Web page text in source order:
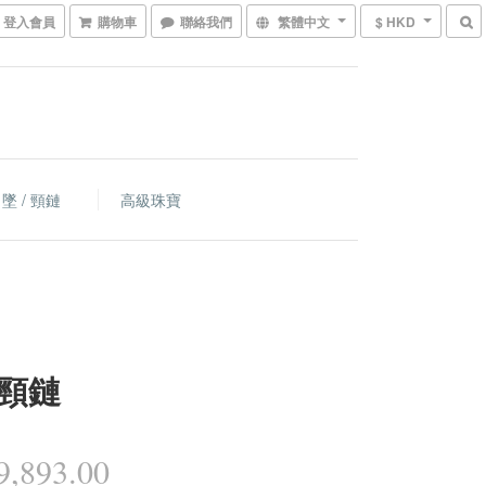
登入會員 購物車 聯絡我們 繁體中文 $ HKD
/ 頸鏈 高級珠寶
鏈